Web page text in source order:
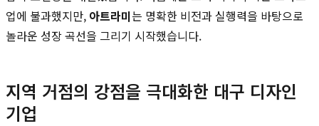
업에 불과했지만, 아트라미는 명확한 비전과 실행력을 바탕으로
놀라운 성장 곡선을 그리기 시작했습니다.
지역 거점의 강점을 극대화한 대구 디자인
기업